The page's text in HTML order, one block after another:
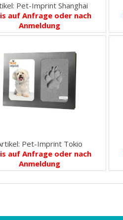
Pet-Imprint Shanghai
auf Anfrage oder nach
Anmeldung
Pet-Imprint Tokio
auf Anfrage oder nach
Anmeldung